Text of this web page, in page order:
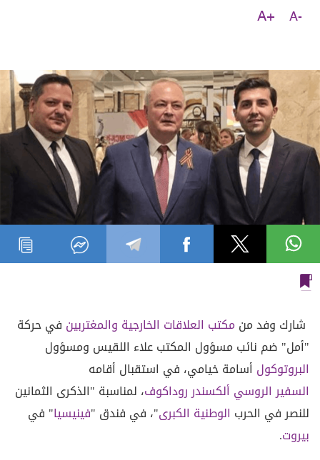
A-
A+
شارك وفد منمكتب العلاقات الخارجية والمغتربين في حركة
"أمل" ضم نائب مسؤول المكتب علاء اللقيس ومسؤول
البروتوكول أسامة خيامي، في استقبال أقامه
السفير الروسي ألكسندر روداكوف، لمناسبة "الذكرى الثمانين
للنصر في الحرب الوطنية الكبرى"، في فندق "فينيسيا" في
بيروت.